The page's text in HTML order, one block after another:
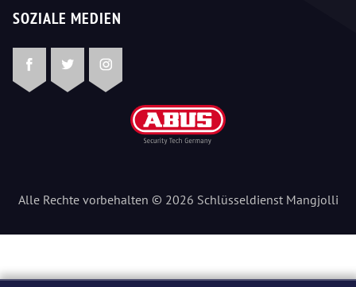
SOZIALE MEDIEN
FacebookTwitterInstagram
Alle Rechte vorbehalten © 2026 Schlüsseldienst Mangjolli